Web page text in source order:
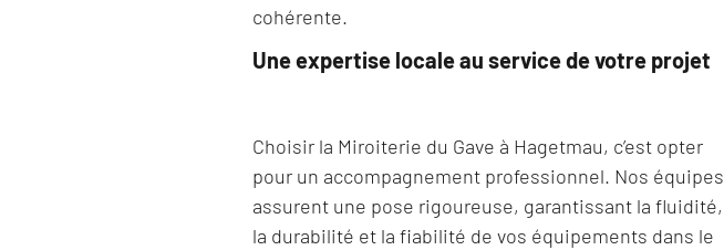
cohérente.
Une expertise locale au service de votre projet
Choisir la Miroiterie du Gave à Hagetmau, c’est opter
pour un accompagnement professionnel. Nos équipes
assurent une pose rigoureuse, garantissant la fluidité,
la durabilité et la fiabilité de vos équipements dans le